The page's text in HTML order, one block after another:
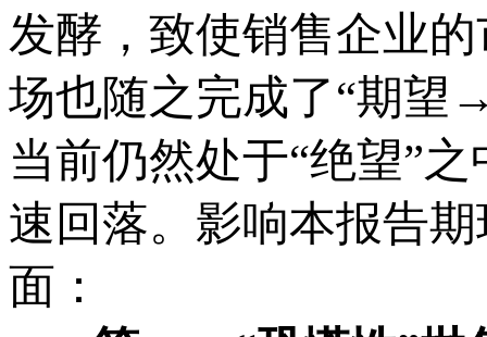
发酵，致使销售企业
场也随之完成了“期
当前仍然处于“绝望”
速回落。影响本报告
面：